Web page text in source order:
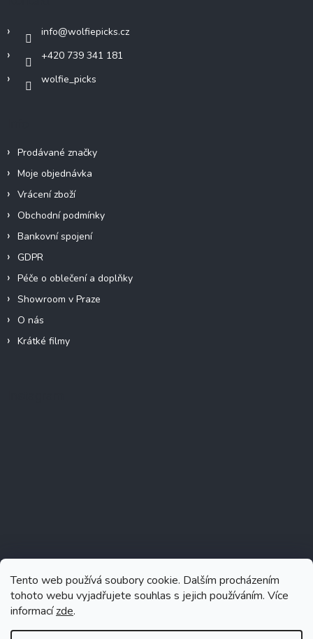
Tento web používá soubory cookie. Dalším procházením
tohoto webu vyjadřujete souhlas s jejich používáním. Více
informacízde.
info@wolfiepicks.cz
+420 739 341 181
wolfie_picks
Prodávané značky
Moje objednávka
Vrácení zboží
Obchodní podmínky
Bankovní spojení
GDPR
Péče o oblečení a doplňky
Showroom v Praze
O nás
Krátké filmy
Sledovat na Instagramu